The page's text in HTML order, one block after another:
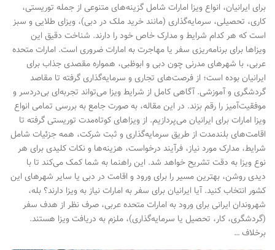
برای ایرانیان، انواع ویزا امارات شامل گزینه‌های متنوعی از جمله توریستی،
کاری، تحصیلی، سرمایه‌گذاری (مانند خرید ملک در دبی)، ویزای طلایی و سبز
است که هر کدام شرایط و مدارک خاص خود را دارند. شناخت دقیق این
ویزاها برای برنامه‌ریزی سفر یا مهاجرت به امارات ضروری است. امارات متحده
عربی، با شهرهای مدرنی چون دبی و ابوظبی، همواره مقصدی جذاب برای
ایرانیان بوده است؛ از فرصت‌های تجاری و سرمایه‌گذاری گرفته تا مقاصد
گردشگری و آموزشی. آگاهی کامل از شرایط ویزا می‌تواند تجربه‌ای بی‌دردسر و
موفقیت‌آمیز را رقم بزند. در این مقاله، به صورت جامع به بررسی تمامی انواع
ویزا امارات برای ایرانیان می‌پردازیم. از ویزاهای کوتاه‌مدت توریستی گرفته تا
اقامت‌های بلندمدت از طریق سرمایه‌گذاری و ثبت شرکت، همه جزئیات شامل
شرایط، مدارک مورد نیاز، فرآیند درخواست، هزینه‌ها و نکات کلیدی برای هر
نوع ویزا به دقت تشریح خواهد شد. این راهنما به شما کمک می‌کند تا با
دیدی روشن، بهترین مسیر را برای ورود و اقامت در دبی یا سایر شهرهای این
کشور انتخاب کنید. آیا ایرانیان برای سفر به امارات نیاز به ویزا دارند؟ بله،
شهروندان ایرانی برای ورود به امارات متحده عربی، صرف نظر از هدف سفر
(گردشگری، کار، تحصیل یا سرمایه‌گذاری)، ملزم به دریافت ویزا هستند.
برخلاف …